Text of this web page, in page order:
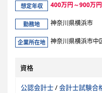
想定年収 400万円～900万円
勤務地 神奈川県横浜市
企業所在地 神奈川県横浜市中
資格
公認会計士/会計士試験合